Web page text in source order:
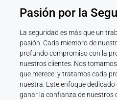
Pasión por la
La seguridad es más que un
pasión. Cada miembro de
profundo compromiso con la
nuestros clientes. Nos
que merece, y tratamos cada
nuestra. Este enfoque
ganar la confianza de nuestros